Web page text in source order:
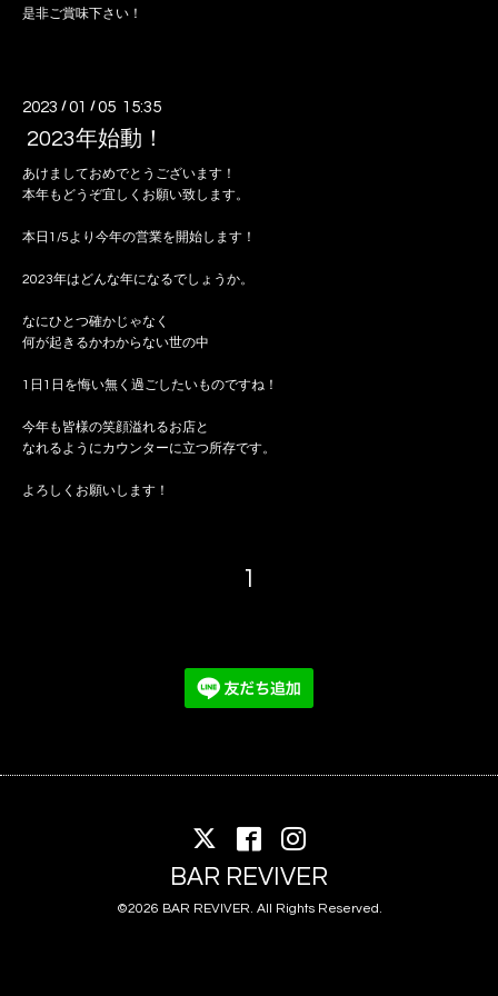
是非ご賞味下さい！
2023 /01 /05 15:35
2023年始動！
あけましておめでとうございます！
本年もどうぞ宜しくお願い致します。
本日1/5より今年の営業を開始します！
2023年はどんな年になるでしょうか。
なにひとつ確かじゃなく
何が起きるかわからない世の中
1日1日を悔い無く過ごしたいものですね！
今年も皆様の笑顔溢れるお店と
なれるようにカウンターに立つ所存です。
よろしくお願いします！
1
BAR REVIVER
©2026 BAR REVIVER. All Rights Reserved.